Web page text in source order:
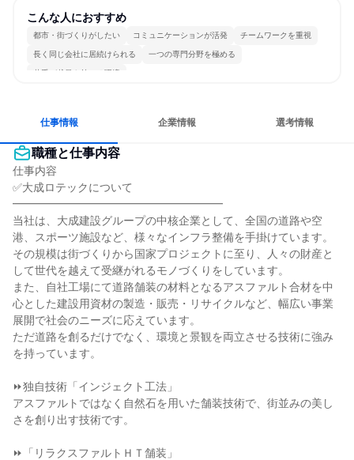
こんな人におすすめ
都市・街づくりがしたい コミュニケーションが活発 チームワークを重視
長く同じ会社に居続けられる 一つの専門分野を極める
若手が裁量を持てる環境
仕事情報 企業情報 選考情報
職種と仕事内容
仕事内容
✅大成ロテックについて
━━━━━━━━━━━━━━━━━━━
当社は、大成建設グループの中核企業として、全国の道路や空
港、スポーツ施設など、様々なインフラ整備を手掛けています。
その規模は街づくりから国家プロジェクトに至り、人々の財産と
して世代を越えて受継がれるモノづくりをしています。
また、自社工場にて道路舗装の材料となるアスファルト合材を中
心とした建設用資材の製造・販売・リサイクルなど、幅広い事業
展開で社会のニーズに応えています。
ただ道路を創るだけでなく、環境と景観を両立させる技術に強み
を持っています。
⏩独自技術「インジェクト工法」
アスファルトではなく自然石を用いた舗装技術で、街並みの美し
さを創り出す技術です。
⏩「リラクスファルトＨＴ舗装」